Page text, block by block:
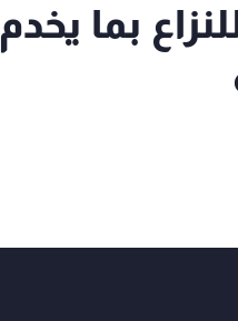
بما يخدم